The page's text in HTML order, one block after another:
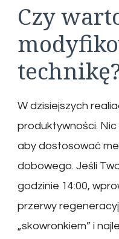
Czy
W dzisiejszych
produktywności.
aby dostosować
dobowego. Jeśli
godzinie 14:00,
przerwy
„skowronkiem” i